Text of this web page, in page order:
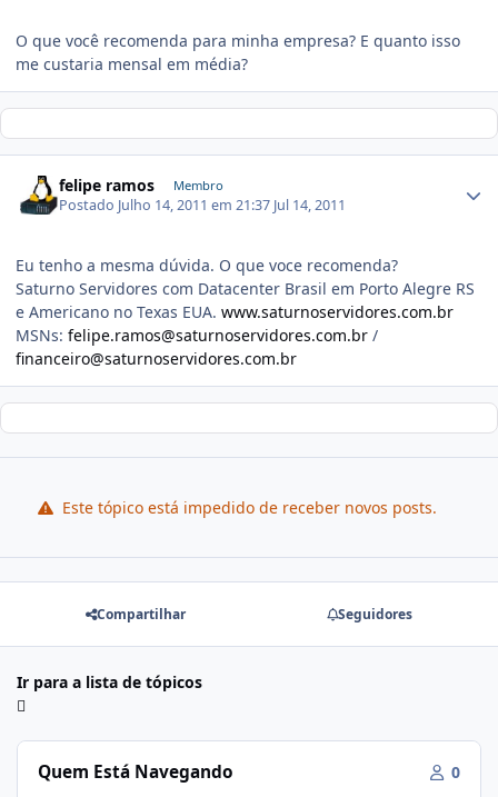
O que você recomenda para minha empresa? E quanto isso
me custaria mensal em média?
felipe ramos Membro
Postado Julho 14, 2011 em 21:37 Jul 14, 2011
Eu tenho a mesma dúvida. O que voce recomenda?
Saturno Servidores com Datacenter Brasil em Porto Alegre RS
e Americano no Texas EUA. www.saturnoservidores.com.br
MSNs: felipe.ramos@saturnoservidores.com.br /
financeiro@saturnoservidores.com.br
Este tópico está impedido de receber novos posts.
Compartilhar Seguidores
Ir para a lista de tópicos
Quem Está Navegando 0